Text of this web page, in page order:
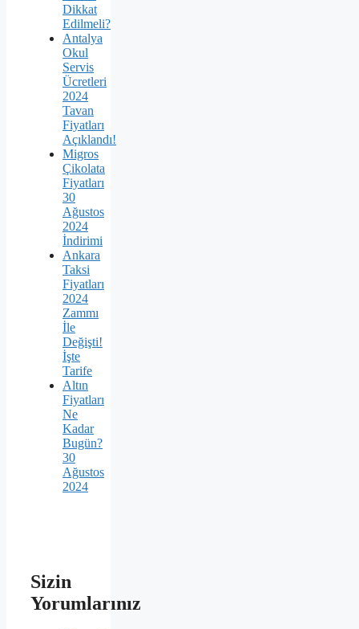
Dikkat
Edilmeli?
Antalya
Okul
Servis
Ücretleri
2024
Tavan
Fiyatları
Açıklandı!
Migros
Çikolata
Fiyatları
30
Ağustos
2024
İndirimi
Ankara
Taksi
Fiyatları
2024
Zammı
İle
Değişti!
İşte
Tarife
Altın
Fiyatları
Ne
Kadar
Bugün?
30
Ağustos
2024
Sizin
Yorumlarınız